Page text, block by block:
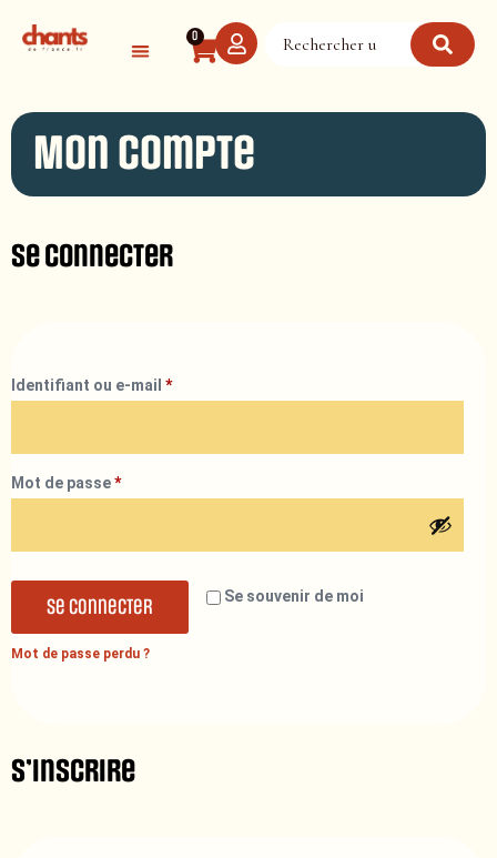
0
Mon compte
Se connecter
Identifiant ou e-mail *
Mot de passe*
Se souvenir de moi
Se connecter
Mot de passe perdu ?
S’inscrire